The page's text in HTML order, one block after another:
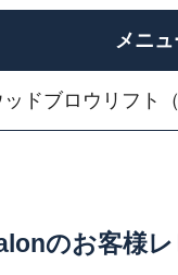
メニュ
ドブロウリフト
のお客様レ